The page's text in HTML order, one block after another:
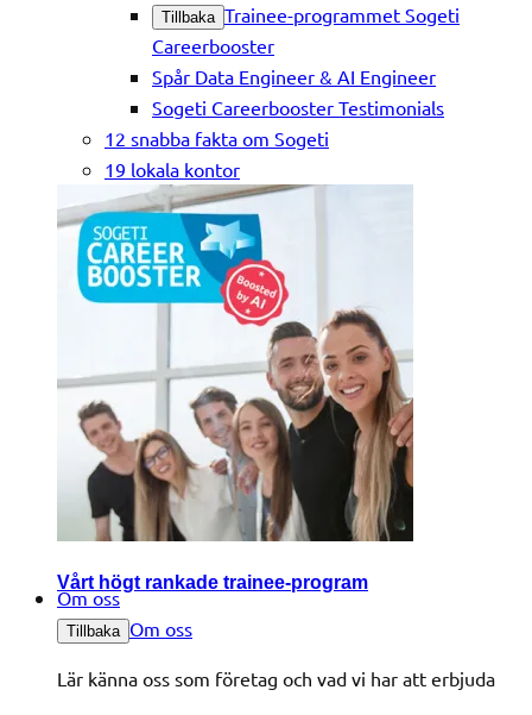
Tillbaka Trainee-programmet Sogeti
Careerbooster
Spår Data Engineer & AI Engineer
Sogeti Careerbooster Testimonials
12 snabba fakta om Sogeti
19 lokala kontor
Vårt högt rankade trainee-program
Om oss
Tillbaka Om oss
Lär känna oss som företag och vad vi har att erbjuda